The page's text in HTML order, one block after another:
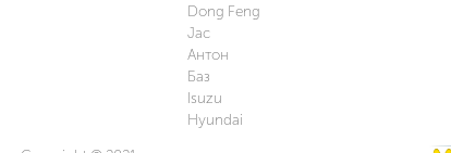
Dong Feng
Jac
Антон
Баз
Isuzu
Hyundai